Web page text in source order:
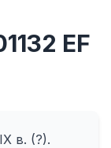
EF
в. (?).